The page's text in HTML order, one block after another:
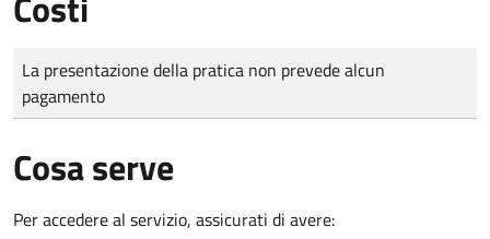
Tipo di pagamento
Importo
La presentazione della pratica non prevede alcun
pagamento
Cosa serve
Per accedere al servizio, assicurati di avere: